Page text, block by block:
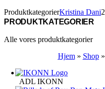
ProduktkategorierKristina Dani
PRODUKTKATEGORIER
Alle vores produktkategorier
Hjem» Shop»
ADL IKONN